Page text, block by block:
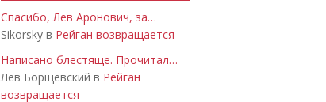
Спасибо, Лев Аронович, за…
Sikorsky в Рейган возвращается
Написано блестяще. Прочитал…
Лев Борщевский в Рейган
возвращается